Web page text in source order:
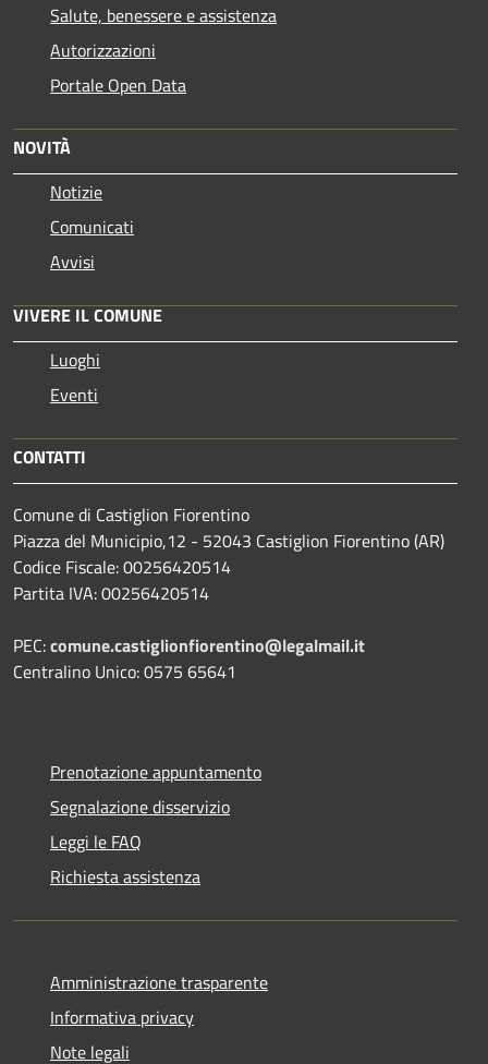
Salute, benessere e assistenza
Autorizzazioni
Portale Open Data
NOVITÀ
Notizie
Comunicati
Avvisi
VIVERE IL COMUNE
Luoghi
Eventi
CONTATTI
Comune di Castiglion Fiorentino
Piazza del Municipio,12 - 52043 Castiglion Fiorentino (AR)
Codice Fiscale: 00256420514
Partita IVA: 00256420514
PEC:comune.castiglionfiorentino@legalmail.it
Centralino Unico: 0575 65641
Prenotazione appuntamento
Segnalazione disservizio
Leggi le FAQ
Richiesta assistenza
Amministrazione trasparente
Informativa privacy
Note legali